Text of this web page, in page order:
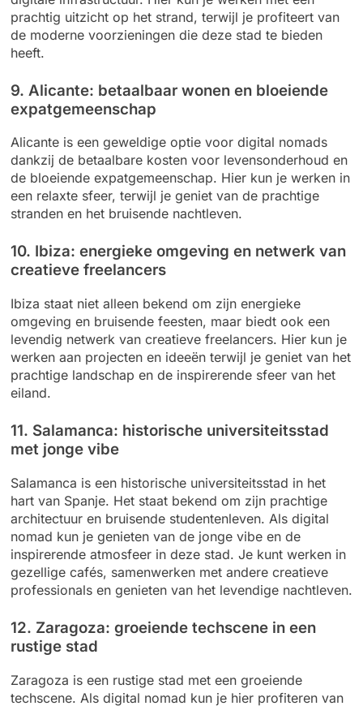
prachtig uitzicht op het strand, terwijl je profiteert van
de moderne voorzieningen die deze stad te bieden
heeft.
9. Alicante: betaalbaar wonen en bloeiende
expatgemeenschap
Alicante is een geweldige optie voor digital nomads
dankzij de betaalbare kosten voor levensonderhoud en
de bloeiende expatgemeenschap. Hier kun je werken in
een relaxte sfeer, terwijl je geniet van de prachtige
stranden en het bruisende nachtleven.
10. Ibiza: energieke omgeving en netwerk van
creatieve freelancers
Ibiza staat niet alleen bekend om zijn energieke
omgeving en bruisende feesten, maar biedt ook een
levendig netwerk van creatieve freelancers. Hier kun je
werken aan projecten en ideeën terwijl je geniet van het
prachtige landschap en de inspirerende sfeer van het
eiland.
11. Salamanca: historische universiteitsstad
met jonge vibe
Salamanca is een historische universiteitsstad in het
hart van Spanje. Het staat bekend om zijn prachtige
architectuur en bruisende studentenleven. Als digital
nomad kun je genieten van de jonge vibe en de
inspirerende atmosfeer in deze stad. Je kunt werken in
gezellige cafés, samenwerken met andere creatieve
professionals en genieten van het levendige nachtleven.
12. Zaragoza: groeiende techscene in een
rustige stad
Zaragoza is een rustige stad met een groeiende
techscene. Als digital nomad kun je hier profiteren van